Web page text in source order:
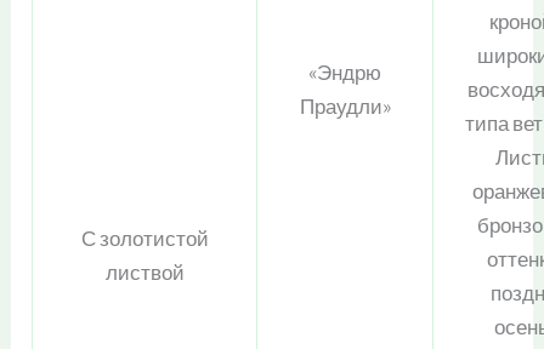
С золотистой
листвой
«Эндрю
Праудли»
типа